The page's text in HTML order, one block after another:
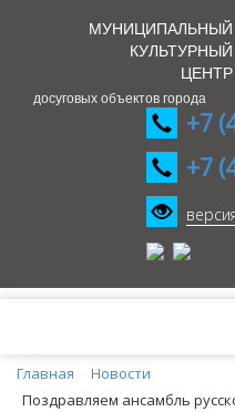
МУНИЦИПАЛЬНЫЙ
КУЛЬТУРНЫЙ
ЦЕНТР
досуговых объектов города
+7
+7
Главная
Новости
Поздравляем ансамбль